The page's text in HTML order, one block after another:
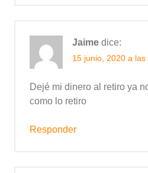
Jaime dice:
15 junio, 2020 a las
Dejé mi dinero al retiro ya
como lo retiro
Responder